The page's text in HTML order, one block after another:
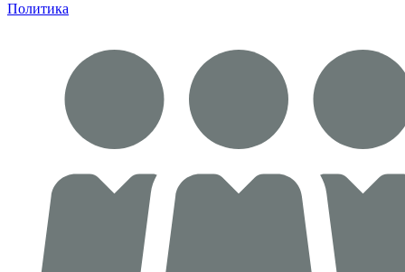
Политика